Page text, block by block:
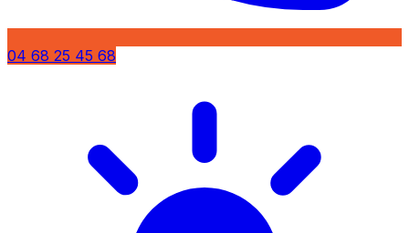
04 68 25 45 68